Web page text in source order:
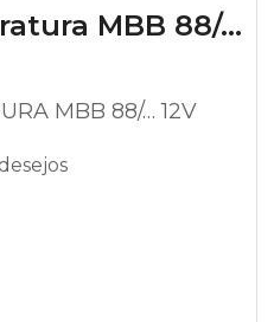
MBB 88/…
MBB 88/… 12V